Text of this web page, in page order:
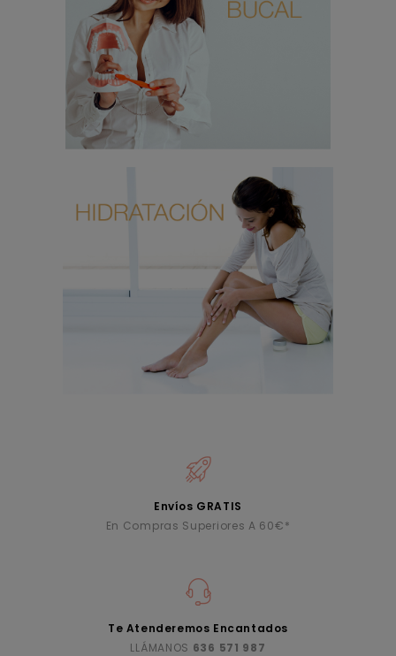
Envíos GRATIS
En Compras Superiores A 60€*
Te Atenderemos Encantados
LLÁMANOS 636 571 987